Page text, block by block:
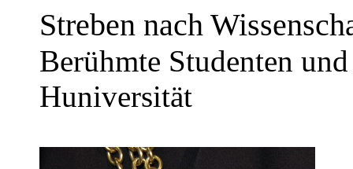
Streben nach
Berühmte Studenten
Huniversität